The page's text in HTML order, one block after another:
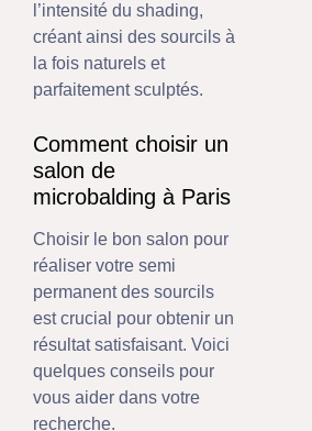
l’intensité du shading,
créant ainsi des sourcils à
la fois naturels et
parfaitement sculptés.
Comment choisir un
salon de
microbalding à Paris
Choisir le bon salon pour
réaliser votre semi
permanent des sourcils
est crucial pour obtenir un
résultat satisfaisant. Voici
quelques conseils pour
vous aider dans votre
recherche.